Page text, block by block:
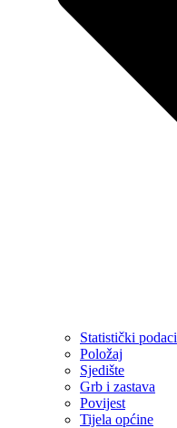
Statistički podaci
Položaj
Sjedište
Grb i zastava
Povijest
Tijela općine